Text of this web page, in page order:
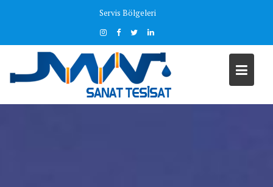
Servis Bölgeleri